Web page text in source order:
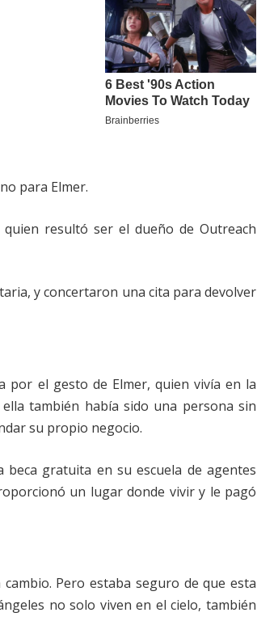
para Elmer.
resultó ser el dueño de Outreach
y concertaron una cita para devolver
por el gesto de Elmer, quien vivía en la
también había sido una persona sin
su propio negocio.
gratuita en su escuela de agentes
un lugar donde vivir y le pagó
Pero estaba seguro de que esta
no solo viven en el cielo, también